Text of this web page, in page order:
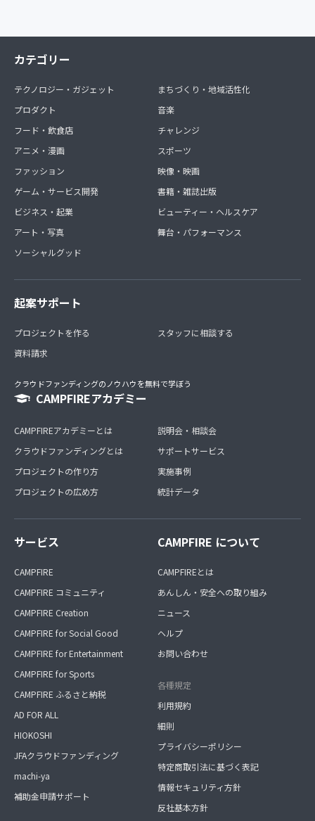
カテゴリー
テクノロジー・ガジェット
プロダクト
フード・飲食店
アニメ・漫画
ファッション
ゲーム・サービス開発
ビジネス・起業
アート・写真
ソーシャルグッド
まちづくり・地域活性化
音楽
チャレンジ
スポーツ
映像・映画
書籍・雑誌出版
ビューティー・ヘルスケア
舞台・パフォーマンス
起案サポート
プロジェクトを作る
資料請求
スタッフに相談する
クラウドファンディングのノウハウを無料で学ぼう
CAMPFIREアカデミー
CAMPFIREアカデミーとは
クラウドファンディングとは
プロジェクトの作り方
プロジェクトの広め方
説明会・相談会
サポートサービス
実施事例
統計データ
サービス
CAMPFIRE
CAMPFIRE コミュニティ
CAMPFIRE Creation
CAMPFIRE for Social Good
CAMPFIRE for Entertainment
CAMPFIRE for Sports
CAMPFIRE ふるさと納税
AD FOR ALL
HIOKOSHI
JFAクラウドファンディング
machi-ya
補助金申請サポート
CAMPFIRE について
CAMPFIREとは
あんしん・安全への取り組み
ニュース
ヘルプ
お問い合わせ
各種規定
利用規約
細則
プライバシーポリシー
特定商取引法に基づく表記
情報セキュリティ方針
反社基本方針